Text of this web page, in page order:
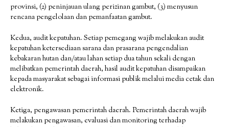
provinsi, (2) peninjauan ulang perizinan gambut, (3) menyusun
rencana pengelolaan dan pemanfaatan gambut.
Kedua, audit kepatuhan. Setiap pemegang wajib melakukan audit
kepatuhan ketersediaan sarana dan prasarana pengendalian
kebakaran hutan dan/atau lahan setiap dua tahun sekali dengan
melibatkan pemerintah daerah, hasil audit kepatuhan disampaikan
kepada masyarakat sebagai informasi publik melalui media cetak dan
elektronik.
Ketiga, pengawasan pemerintah daerah. Pemerintah daerah wajib
melakukan pengawasan, evaluasi dan monitoring terhadap